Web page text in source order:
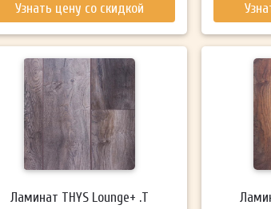
Узнать цену со скидкой
Ламинат THYS Lounge+ .T